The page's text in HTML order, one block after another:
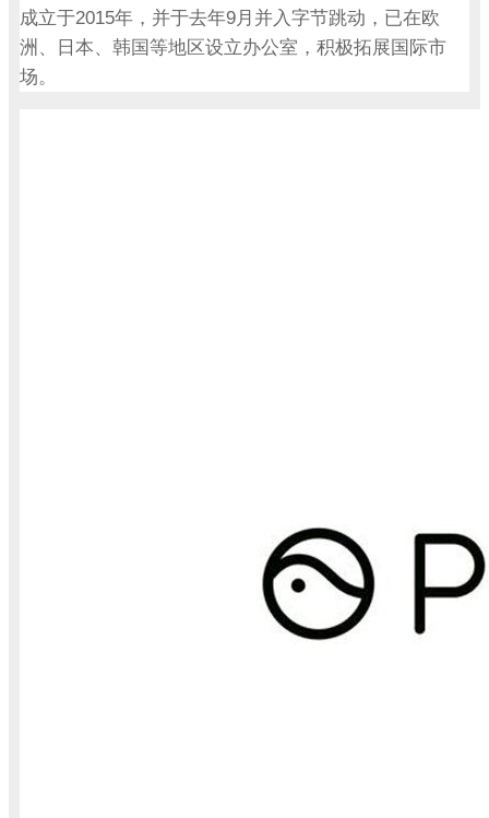
成立于2015年，并于去年9月并入字节跳动，已在欧
洲、日本、韩国等地区设立办公室，积极拓展国际市
场。